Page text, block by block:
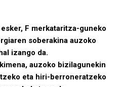
F merkataritza-guneko
soberakina auzoko
izango da.
auzoko bizilagunekin
eta hiri-berroneratzeko